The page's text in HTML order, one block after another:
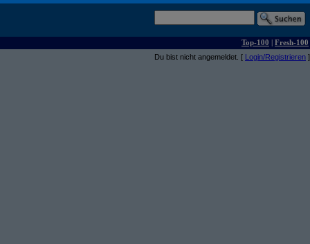
Top-100 | Fresh-100
Du bist nicht angemeldet. [ Login/Registrieren ]